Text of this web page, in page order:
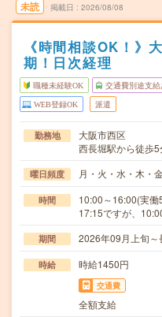
未読 掲載日 2026/08/08
《時間相談OK！》
期！日次経理
職種未経験OK 交通費別途支給
WEB登録OK 派遣
勤務地
大阪市西区
西長堀駅から徒歩
曜日頻度 月・火・水・木・
時間
10:00～16:00(実
17:15ですが、
期間 2026年09月上旬
時給 時給1450円
交通費
全額支給